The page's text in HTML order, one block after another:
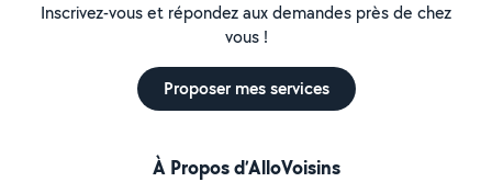
Inscrivez-vous et répondez aux demandes près de chez
vous !
Proposer mes services
À Propos d’AlloVoisins